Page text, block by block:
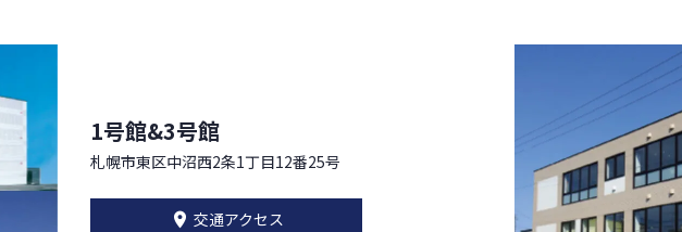
1号館&3号館
札幌市東区中沼西2条1丁目12番25号
交通アクセス